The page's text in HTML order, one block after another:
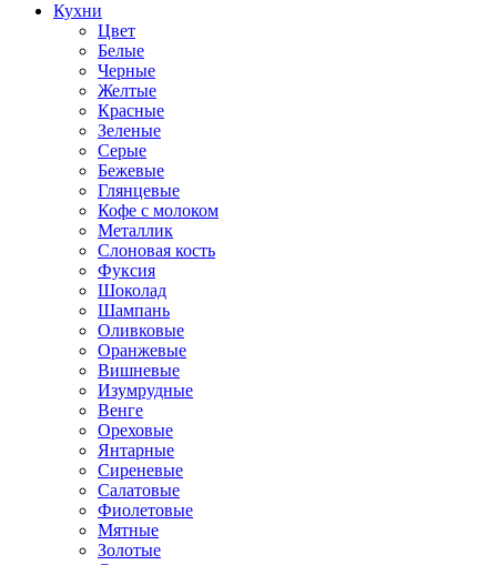
Кухни
Цвет
Белые
Черные
Желтые
Красные
Зеленые
Серые
Бежевые
Глянцевые
Кофе с молоком
Металлик
Слоновая кость
Фуксия
Шоколад
Шампань
Оливковые
Оранжевые
Вишневые
Изумрудные
Венге
Ореховые
Янтарные
Сиреневые
Салатовые
Фиолетовые
Мятные
Золотые